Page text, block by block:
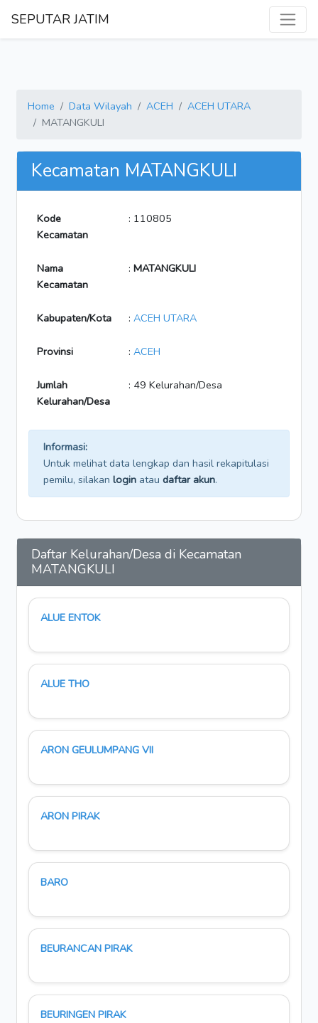
SEPUTAR JATIM
Home Data Wilayah ACEH
ACEH UTARA
MATANGKULI
Kecamatan MATANGKULI
Kode
Kecamatan
: 110805
Nama
Kecamatan
: MATANGKULI
Kabupaten/Kota : ACEH UTARA
Provinsi : ACEH
Jumlah
Kelurahan/Desa
: 49 Kelurahan/Desa
Informasi:
Untuk melihat data lengkap dan hasil rekapitulasi
pemilu, silakan login atau daftar akun.
Daftar Kelurahan/Desa di Kecamatan
MATANGKULI
ALUE ENTOK
ALUE THO
ARON GEULUMPANG VII
ARON PIRAK
BARO
BEURANCAN PIRAK
BEURINGEN PIRAK